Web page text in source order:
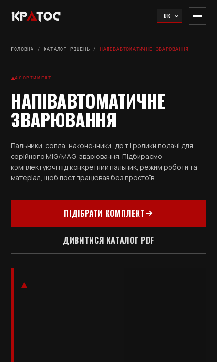
UK
ГОЛОВНА /КАТАЛОГ РІШЕНЬ /НАПІВАВТОМАТИЧНЕ ЗВАРЮВАННЯ
АСОРТИМЕНТ
НАПІВАВТОМАТИЧНЕ
ЗВАРЮВАННЯ
Пальники, сопла, наконечники, дріт і ролики подачі для
серійного MIG/MAG-зварювання. Підбираємо
комплектуючі під конкретний пальник, режим роботи та
матеріал, щоб пост працював без простоїв.
ПІДІБРАТИ КОМПЛЕКТ
ДИВИТИСЯ КАТАЛОГ PDF